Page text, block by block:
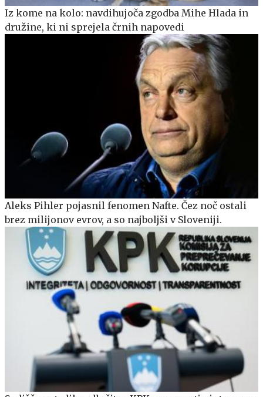
Iz kome na kolo: navdihujoča zgodba Mihe Hlada in
družine, ki ni sprejela črnih napovedi
Aleks Pihler pojasnil fenomen Nafte. Čez noč ostali
brez milijonov evrov, a so najboljši v Sloveniji.